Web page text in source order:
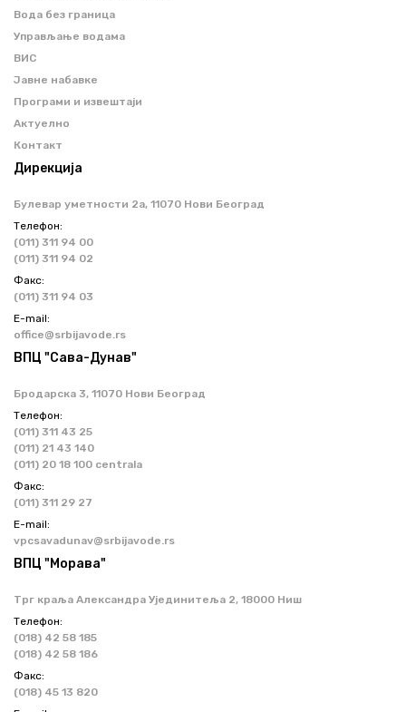
Вода без граница
Управљање водама
ВИС
Јавне набавке
Програми и извештаји
Актуелно
Контакт
Дирекција
Булевар уметности 2a, 11070 Нови Београд
Телефон:
(011) 311 94 00
(011) 311 94 02
Факс:
(011) 311 94 03
Е-mail:
office@srbijavode.rs
ВПЦ "Сава-Дунав"
Бродарска 3, 11070 Нови Београд
Телефон:
(011) 311 43 25
(011) 21 43 140
(011) 20 18 100 centrala
Факс:
(011) 311 29 27
Е-mail:
vpcsavadunav@srbijavode.rs
ВПЦ "Морава"
Трг краља Александра Ујединитеља 2, 18000 Ниш
Телефон:
(018) 42 58 185
(018) 42 58 186
Факс:
(018) 45 13 820